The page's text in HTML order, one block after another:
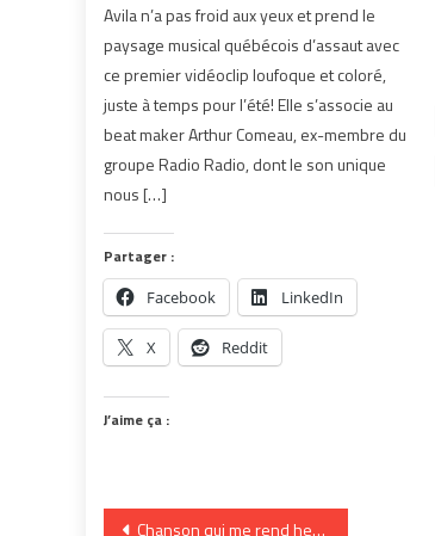
Avila n’a pas froid aux yeux et prend le
paysage musical québécois d’assaut avec
ce premier vidéoclip loufoque et coloré,
juste à temps pour l’été! Elle s’associe au
beat maker Arthur Comeau, ex-membre du
groupe Radio Radio, dont le son unique
nous […]
Partager :
Facebook LinkedIn
X Reddit
J’aime ça :
Chanson qui me rend heureuse: East Road de Papagroove